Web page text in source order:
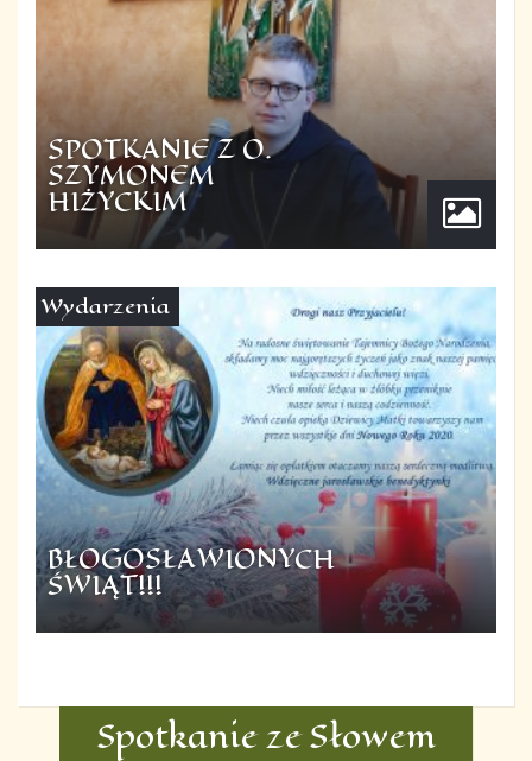
SPOTKANIE Z O.
SZYMONEM
HIŻYCKIM
BŁOGOSŁAWIONYCH
ŚWIĄT!!!
Wydarzenia
Spotkanie ze Słowem